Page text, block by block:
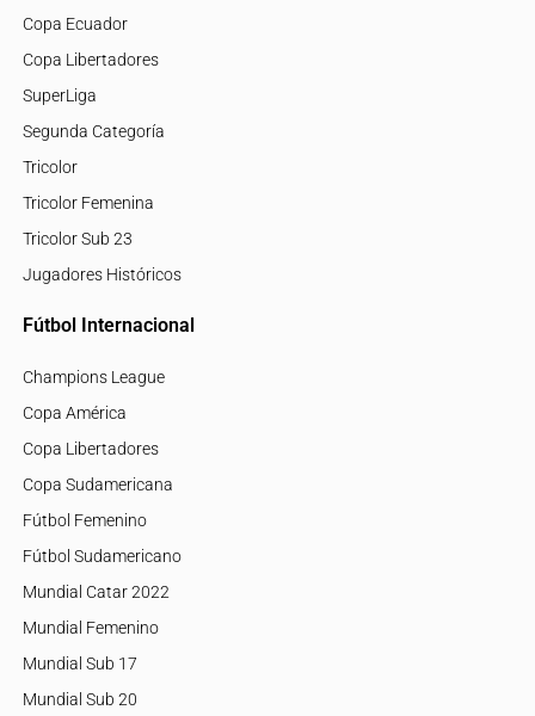
Copa Ecuador
Copa Libertadores
SuperLiga
Segunda Categoría
Tricolor
Tricolor Femenina
Tricolor Sub 23
Jugadores Históricos
Fútbol Internacional
Champions League
Copa América
Copa Libertadores
Copa Sudamericana
Fútbol Femenino
Fútbol Sudamericano
Mundial Catar 2022
Mundial Femenino
Mundial Sub 17
Mundial Sub 20